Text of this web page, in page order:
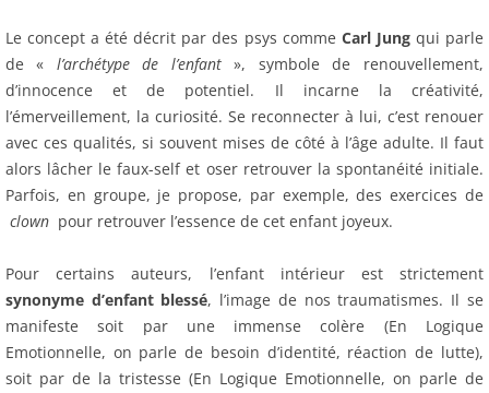
Le concept a été décrit par des psys comme Carl Jung qui parle
de « l’archétype de l’enfant », symbole de renouvellement,
d’innocence et de potentiel. Il incarne la créativité,
l’émerveillement, la curiosité. Se reconnecter à lui, c’est renouer
avec ces qualités, si souvent mises de côté à l’âge adulte. Il faut
alors lâcher le faux-self et oser retrouver la spontanéité initiale.
Parfois, en groupe, je propose, par exemple, des exercices de
clown pour retrouver l’essence de cet enfant joyeux.
Pour certains auteurs, l’enfant intérieur est strictement
synonyme d’enfant blessé, l’image de nos traumatismes. Il se
manifeste soit par une immense colère (En Logique
Emotionnelle, on parle de besoin d’identité, réaction de lutte),
soit par de la tristesse (En Logique Emotionnelle, on parle de